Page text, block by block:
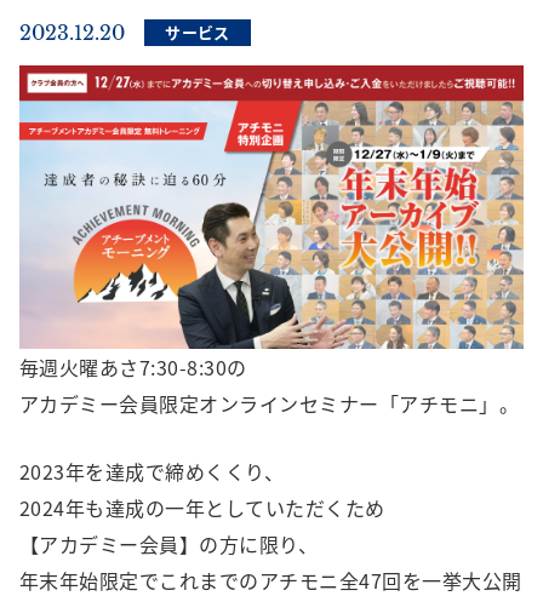
2023.12.20 サービス
毎週火曜あさ7:30-8:30の
アカデミー会員限定オンラインセミナー「アチモニ」。
2023年を達成で締めくくり、
2024年も達成の一年としていただくため
【アカデミー会員】の方に限り、
年末年始限定でこれまでのアチモニ全47回を一挙大公開